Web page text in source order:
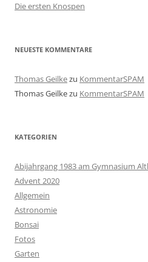
Die ersten Knospen
NEUESTE KOMMENTARE
Thomas Geilkezu KommentarSPAM
Thomas Geilkezu KommentarSPAM
KATEGORIEN
Abijahrgang 1983 am Gymnasium
Advent 2020
Allgemein
Astronomie
Bonsai
Fotos
Garten